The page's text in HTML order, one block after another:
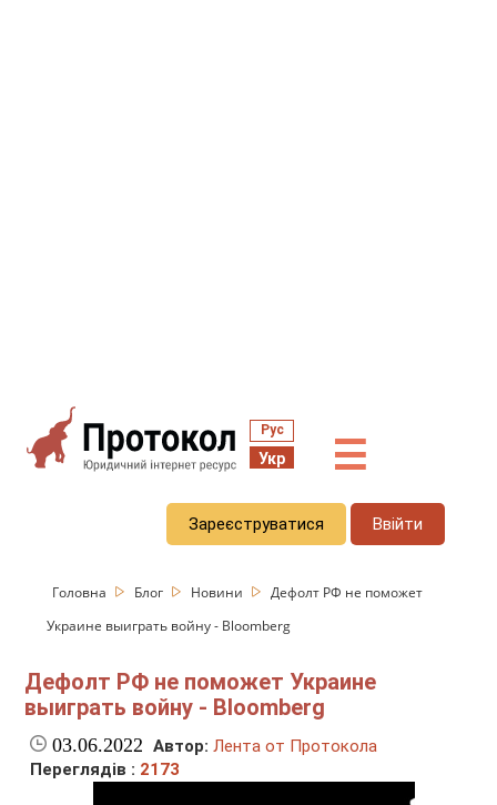
Рус
Укр ☰
Зареєструватися Ввійти
Головна Блог Новини
Дефолт РФ не поможет
Украине выиграть войну - Bloomberg
Дефолт РФ не поможет Украине
выиграть войну - Bloomberg
03.06.2022 Автор: Лента от Протокола
Переглядів : 2173